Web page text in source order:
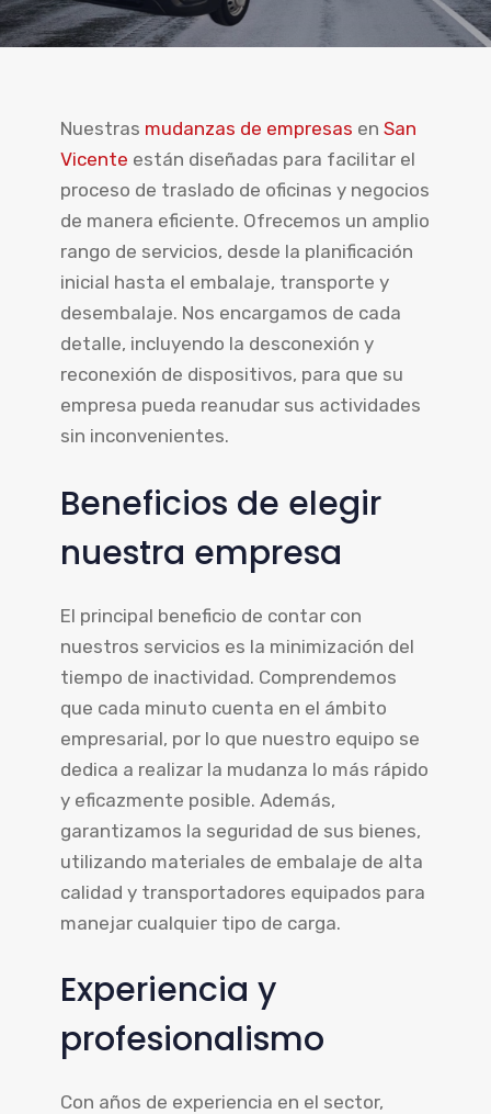
Nuestras mudanzas de empresas en San
Vicente están diseñadas para facilitar el
proceso de traslado de oficinas y negocios
de manera eficiente. Ofrecemos un amplio
rango de servicios, desde la planificación
inicial hasta el embalaje, transporte y
desembalaje. Nos encargamos de cada
detalle, incluyendo la desconexión y
reconexión de dispositivos, para que su
empresa pueda reanudar sus actividades
sin inconvenientes.
Beneficios de elegir
nuestra empresa
El principal beneficio de contar con
nuestros servicios es la minimización del
tiempo de inactividad. Comprendemos
que cada minuto cuenta en el ámbito
empresarial, por lo que nuestro equipo se
dedica a realizar la mudanza lo más rápido
y eficazmente posible. Además,
garantizamos la seguridad de sus bienes,
utilizando materiales de embalaje de alta
calidad y transportadores equipados para
manejar cualquier tipo de carga.
Experiencia y
profesionalismo
Con años de experiencia en el sector,